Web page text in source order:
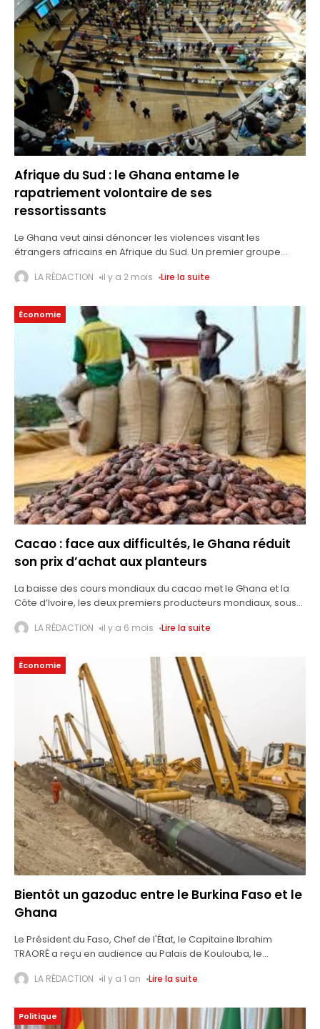
Afrique du Sud : le Ghana entame le
rapatriement volontaire de ses
ressortissants
Le Ghana veut ainsi dénoncer les violences visant les
étrangers africains en Afrique du Sud. Un premier groupe
international OR Tambo de Johannesburg
LA RÉDACTION il y a 2 mois Lire la suite
Économie
Cacao : face aux difficultés, le Ghana réduit
son prix d’achat aux planteurs
La baisse des cours mondiaux du cacao met le Ghana et la
Côte d’Ivoire, les deux premiers producteurs mondiaux, sous
pourLA RÉDACTION il y a 6 mois Lire la suite
Économie
Bientôt un gazoduc entre le Burkina Faso et le
Ghana
Le Président du Faso, Chef de l'État, le Capitaine Ibrahim
TRAORÉ a reçu en audience au Palais de Koulouba, le
en
LA RÉDACTION il y a 1 an Lire la suite
Politique